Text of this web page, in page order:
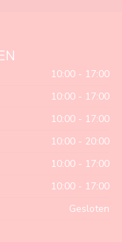
10:00 - 17:00
10:00 - 17:00
10:00 - 17:00
10:00 - 20:00
10:00 - 17:00
10:00 - 17:00
Gesloten